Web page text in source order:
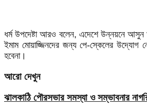
ধর্ম উপদেষ্টা আরও বলেন, এদেশে উন্নয়নে
ইমাম মোয়াজ্জিনদের জন্য পে-স্কেলের উদ্যোগ
হবেনা।
আরো দেখুন
ঝালকাঠি পৌরসভার সমস্যা ও সম্ভাবনার